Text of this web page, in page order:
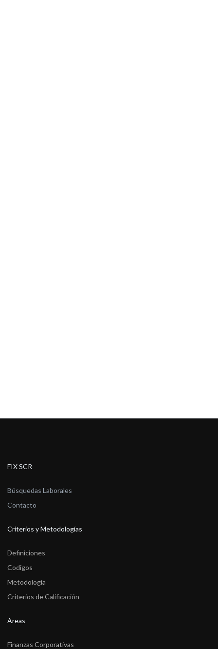
FIX SCR
Búsquedas Laborales
Contacto
Criterios y Metodologías
Definiciones
Codigos
Metodología
Criterios de Calificación
Areas
Finanzas Corporativas